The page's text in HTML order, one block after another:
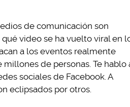
de comunicación son
video se ha vuelto viral en
a los eventos realmente
de personas. Te hablo
sociales de Facebook. A
eclipsados por otros.